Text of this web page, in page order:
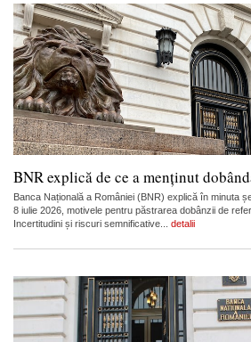
BNR explică de ce a menținut
Banca Națională a României (BNR) explică în minuta
8 iulie 2026, motivele pentru păstrarea dobânzii de
Incertitudini și riscuri semnificative... detalii